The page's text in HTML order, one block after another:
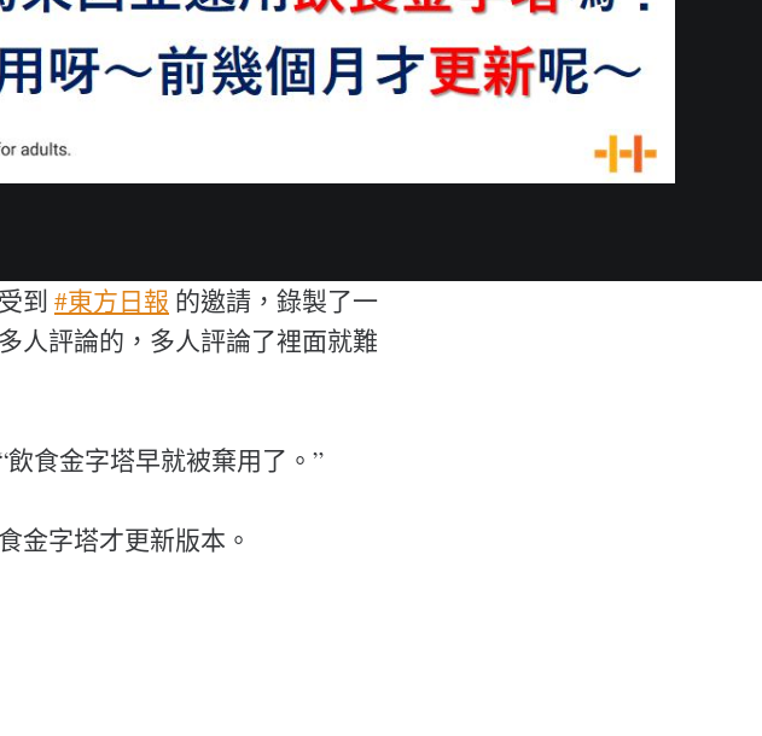
到 #東方日報 的邀請，錄製了一
人評論的，多人評論了裡面就難
食金字塔早就被棄用了。”
金字塔才更新版本。